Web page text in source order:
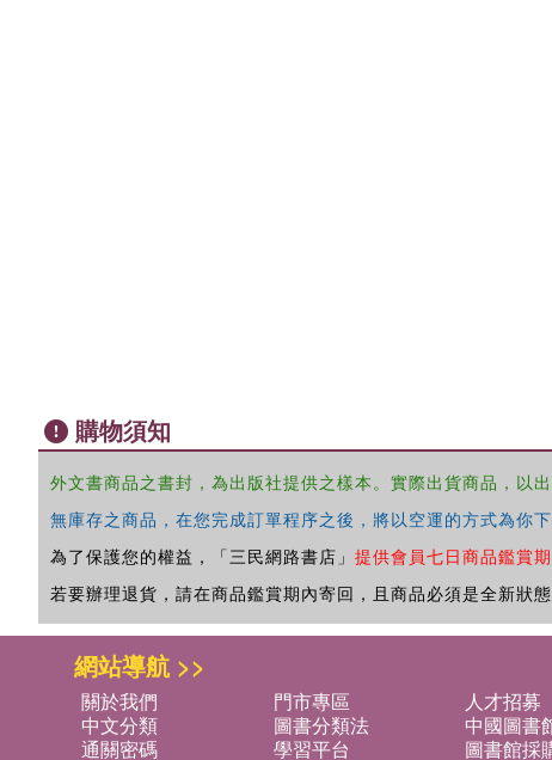
購物須知
外文書商品之書封，為出版社提供之樣本。實際出貨商品，以
無庫存之商品，在您完成訂單程序之後，將以空運的方式為你
為了保護您的權益，「三民網路書店」 提供會員七日商品鑑賞期
若要辦理退貨，請在商品鑑賞期內寄回，且商品必須是全新狀
網站導航 >>
關於我們 門市專區 人才招募
中文分類
圖書分類法 中國圖書
通關密碼
學習平台 圖書館採